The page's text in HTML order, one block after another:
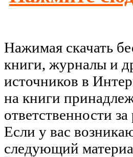
Нажимая скачать
книги, журналы и
источников в
на книги
ответственности
Если у вас
следующий